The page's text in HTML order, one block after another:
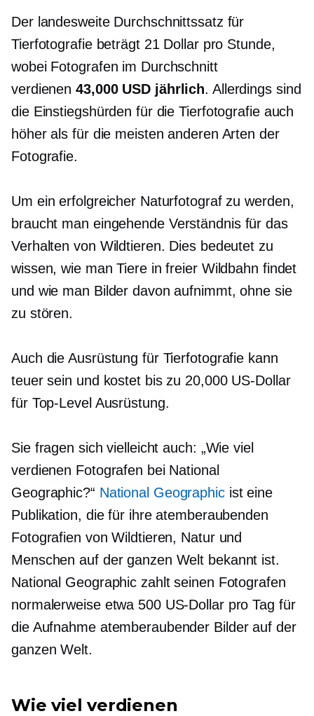
Der landesweite Durchschnittssatz für
Tierfotografie beträgt 21 Dollar pro Stunde,
wobei Fotografen im Durchschnitt
verdienen43,000 USD jährlich. Allerdings sind
die Einstiegshürden für die Tierfotografie auch
höher als für die meisten anderen Arten der
Fotografie.
Um ein erfolgreicher Naturfotograf zu werden,
braucht man eingehendeVerständnis für das
Verhalten von Wildtieren. Dies bedeutet zu
wissen, wie man Tiere in freier Wildbahn findet
und wie man Bilder davon aufnimmt, ohne sie
zu stören.
Auch die Ausrüstung für Tierfotografie kann
teuer sein und kostet bis zu 20,000 US-Dollar
für Top-Level Ausrüstung.
Sie fragen sich vielleicht auch: „Wie viel
verdienen Fotografen bei National
Geographic?“ National Geographicist eine
Publikation, die für ihre atemberaubenden
Fotografien von Wildtieren, Natur und
Menschen auf der ganzen Welt bekannt ist.
National Geographic zahlt seinen Fotografen
normalerweise etwa 500 US-Dollar pro Tag für
die Aufnahme atemberaubender Bilder auf der
ganzen Welt.
Wie viel verdienen